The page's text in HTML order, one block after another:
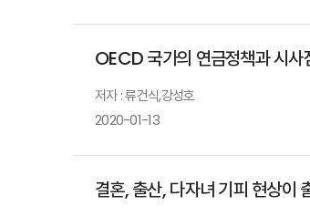
OECD 국가의 연금정책과 시사
저자 : 류건식,강성호
2020-01-13
결혼, 출산, 다자녀 기피 현상이